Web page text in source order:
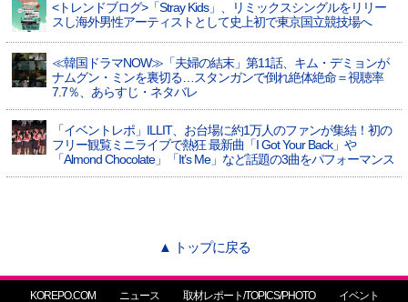
<トレンドブログ>「Stray Kids」、リミックスシングルをリリー
スし海外男性アーティストとして史上初で東京国立競技場へ
≪韓国ドラマNOW≫「夫婦の結末」第11話、キム・デミョンが
ナムグン・ミンを裏切る…スタンガンで倒れ絶体絶命＝視聴率
7.7％、あらすじ・ネタバレ
「イベントレポ」ILLIT、お台場に約1万人のファンが集結！初の
フリー観覧ミニライブで熱狂 最新曲「I Got Your Back」や
「Almond Chocolate」「It’s Me」など話題の3曲をパフォーマンス
▲ トップに戻る
KOREPO.COM ニュース 取材レポート/TOPICS/PHOTO イベント